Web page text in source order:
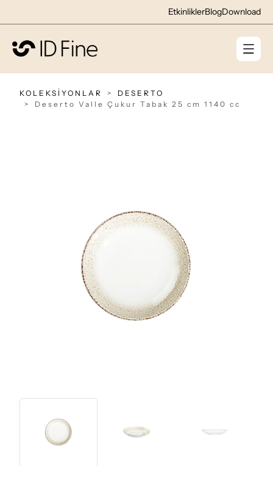
EtkinliklerBlogDownload
KOLEKSİYONLAR
DESERTO
Deserto Valle Çukur Tabak 25 cm 1140 cc